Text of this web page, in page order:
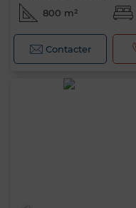
800 m²
Contacter